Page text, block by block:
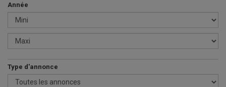
Année
Type d'annonce